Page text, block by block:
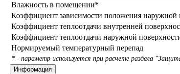
Влажность в помещении*
Коэффициент зависимости положения
Коэффициент теплоотдачи внутренней
Коэффициент теплоотдачи наружной
Нормируемый температурный перепад
* - параметр используется при расчете раздела
Информация